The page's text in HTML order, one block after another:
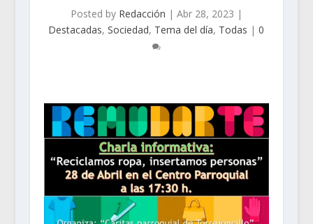
Posted by Redacción | Abr 28, 2023 |
Destacadas,Sociedad, Tema del día, Todas |0